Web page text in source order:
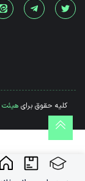
کلیه حقوق برایهیئت